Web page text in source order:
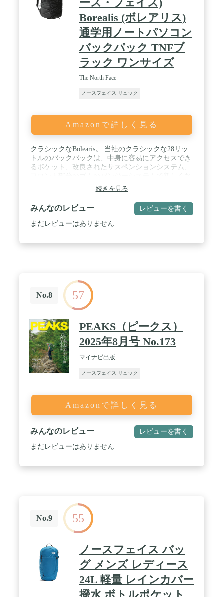
ブ:10.5インチ x 12インチ (27cm x 30cm)。 平均重
量:1ポンド。 3オンス。容量: 17リットル。 生地:耐
久性のある撥水仕上げの300Dヘザーポリエステル。
Borealis (ボレアリス)
通学用ノートパソコン
バックパック TNFブ
ラック ワンサイズ
The North Face
ノースフェイス リュック
Amazonで詳しく見る
クラシックなBolearis。 当社のクラシックな28リッ
トルのバックパックは、中身に容易にアクセスでき
るポケット、改良されたサスペンションシステム、
りました。 大きなメインコンパートメントには、ノ
ートパソコン専用のプロテクターが付いたコンパー
トメントがあります。 / FlexVent(フレックスベント)
テクノロジー。 FlexVentサスペンションシステム
は、カスタム射出成形のショルダーストラップ、パ
ッド入りのタブレットスリーブとファスナー付きポ
ケットがあります。 外側のフリースの裏地が付いた
ポケットには小物や電子機器を収納できます。 / 快
適な持ち運び： 通学、通勤、旅行に。つかみやすい
トップハンドルとぴったりとフィットさせることが
できる着脱可能なウエストベルト付き。 ホイッスル
のバックルが付いたチェストストラップでサポート
と安全性がアップしています。 反射素材のディテー
ルで視認性を向上。 / 技術仕様： サイズ： 19.75イ
ンチ×13.25インチ×9.75インチ
(50.2cm×33.7cm×24.8cm)。 容量： 28リットル。 布
によって異なります)。 ブーツ： 1680Dバリスティ
続きを見る
みんなのレビュー レビューを書く
まだレビューはありません
No.8 57
PEAKS（ピークス）
2025年8月号 No.173
マイナビ出版
ノースフェイス リュック
Amazonで詳しく見る
みんなのレビュー レビューを書く
まだレビューはありません
No.9 55
ノースフェイス バッ
グ メンズ レディース
24L 軽量 レインカバー